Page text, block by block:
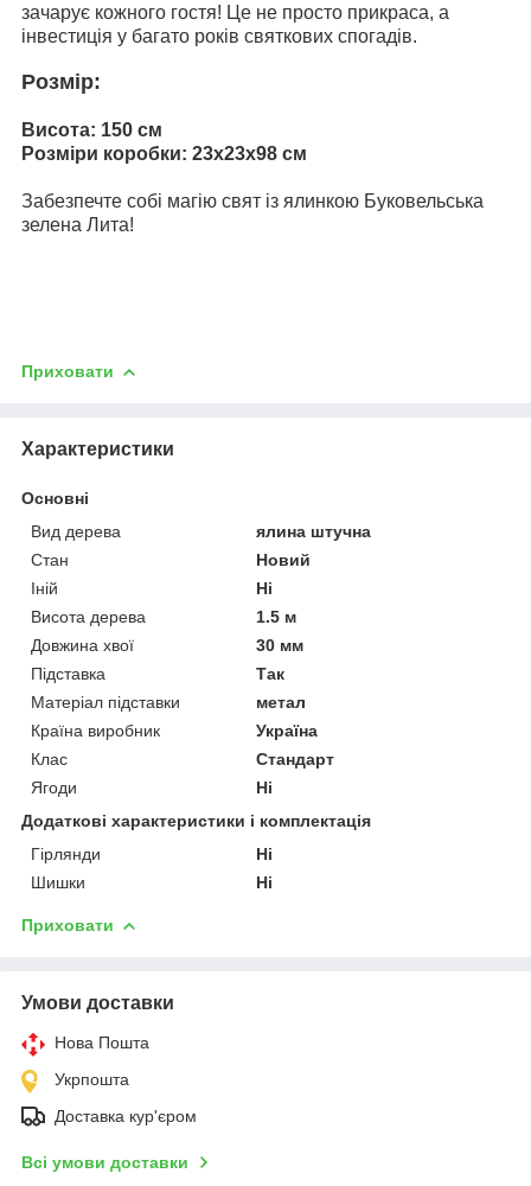
зачарує кожного гостя! Це не просто прикраса, а
інвестиція у багато років святкових спогадів.
Розмір:
Висота: 150 см
Розміри коробки: 23x23x98 см
Забезпечте собі магію свят із ялинкою Буковельська
зелена Лита!
Приховати
Характеристики
Основні
Вид дерева
ялина штучна
Стан
Новий
Іній
Ні
Висота дерева
1.5 м
Довжина хвої
30 мм
Підставка
Так
Матеріал підставки
метал
Країна виробник
Україна
Клас
Стандарт
Ягоди
Ні
Додаткові характеристики і комплектація
Гірлянди
Ні
Шишки
Ні
Приховати
Умови доставки
Нова Пошта
Укрпошта
Доставка кур'єром
Всі умови доставки